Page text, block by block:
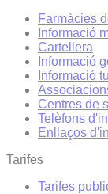
Farmàcies
Informació
Cartellera
Informació
Informació
Centres de
Telèfons
Enllaços
Tarifes
Tarifes